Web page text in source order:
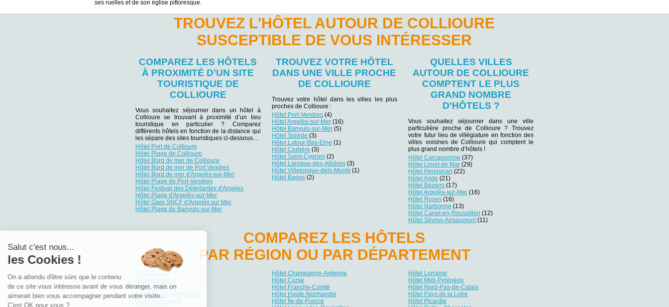
ses ruelles et de son église pittoresque.
TROUVEZ L'HÔTEL AUTOUR DE COLLIOURE
SUSCEPTIBLE DE VOUS INTÉRESSER
COMPAREZ LES HÔTELS
À PROXIMITÉ D’UN SITE
TOURISTIQUE DE
COLLIOURE
Vous souhaitez séjourner dans un hôtel à
Collioure se trouvant à proximité d’un lieu
touristique en particulier ? Comparez
différents hôtels en fonction de la distance qui
les sépare des sites touristiques ci-dessous…
Hôtel Port de Collioure
Hôtel Plage de Collioure
Hôtel Bord de mer de Collioure
Hôtel Bord de mer de Port Vendres
Hôtel Bord de mer d'Argelès-sur-Mer
Hôtel Plage de Port-Vendres
Hôtel Festival des Déferlantes d'Argeles
Hôtel Plage d'Argelès-sur-Mer
Hôtel Gare SNCF d'Argelès sur Mer
Hôtel Plage de Banyuls-sur-Mer
TROUVEZ VOTRE HÔTEL
DANS UNE VILLE PROCHE
DE COLLIOURE
Trouvez votre hôtel dans les villes les plus
proches de Collioure :
Hôtel Port-Vendres (4)
Hôtel Argelès-sur-Mer (16)
Hôtel Banyuls-sur-Mer (5)
Hôtel Sorède (3)
Hôtel Latour-Bas-Elne (1)
Hôtel Cerbère (3)
Hôtel Saint-Cyprien (2)
Hôtel Laroque-des-Albères (3)
Hôtel Villelongue-dels-Monts (1)
Hôtel Bages (2)
QUELLES VILLES
AUTOUR DE COLLIOURE
COMPTENT LE PLUS
GRAND NOMBRE
D'HÔTELS ?
Vous souhaitez séjourner dans une ville
particulière proche de Collioure ? Trouvez
votre futur lieu de villégiature en fonction des
villes voisines de Collioure qui comptent le
plus grand nombre d’hôtels !
Hôtel Carcassonne (37)
Hôtel Lloret de Mar (29)
Hôtel Perpignan (22)
Hôtel Agde (21)
Hôtel Béziers (17)
Hôtel Argelès-sur-Mer (16)
Hôtel Roses (16)
Hôtel Narbonne (13)
Hôtel Canet-en-Roussillon (12)
Hôtel Sèvres-Anxaumont (11)
COMPAREZ LES HÔTELS
PAR RÉGION OU PAR DÉPARTEMENT
Hôtel Alsace
Hôtel Aquitaine
Hôtel Auvergne
Hôtel Basse-Normandie
Hôtel Bourgogne
Hôtel Champagne-Ardenne
Hôtel Corse
Hôtel Franche-Comté
Hôtel Haute-Normandie
Hôtel Île-de-France
Hôtel Lorraine
Hôtel Midi-Pyrénées
Hôtel Nord-Pas-de-Calais
Hôtel Pays de la Loire
Hôtel Picardie
Salut c'est nous...
les Cookies !
On a attendu d'être sûrs que le contenu
de ce site vous intéresse avant de vous déranger, mais on
aimerait bien vous accompagner pendant votre visite...
C'est OK pour vous ?